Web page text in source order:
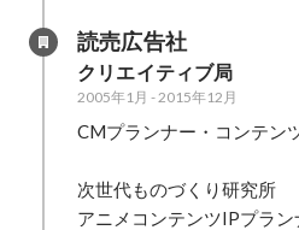
読売広告社
クリエイティブ局
2005年1月 -2015年12月
CMプランナー・コンテン
次世代ものづくり研究所
アニメコンテンツIPプラ